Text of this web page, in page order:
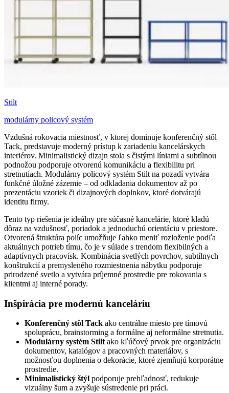
Stilt
modulárny policový systém
Vzdušná rokovacia miestnosť, v ktorej dominuje konferenčný stôl
Tack, predstavuje moderný prístup k zariadeniu kancelárskych
interiérov. Minimalistický dizajn stola s čistými líniami a subtílnou
podnožou podporuje otvorenú komunikáciu a flexibilitu pri
stretnutiach. Modulárny policový systém Stilt na pozadí vytvára
funkčné úložné zázemie – od odkladania dokumentov až po
prezentáciu vzoriek či dizajnových doplnkov, ktoré dotvárajú
identitu firmy.
Tento typ riešenia je ideálny pre súčasné kancelárie, ktoré kladú
dôraz na vzdušnosť, poriadok a jednoduchú orientáciu v priestore.
Otvorená štruktúra políc umožňuje ľahko meniť rozloženie podľa
aktuálnych potrieb tímu, čo je v súlade s trendom flexibilných a
adaptívnych pracovísk. Kombinácia svetlých povrchov, subtílnych
konštrukcií a premysleného rozmiestnenia nábytku podporuje
prirodzené svetlo a vytvára príjemné prostredie pre rokovania s
klientmi aj interné porady.
Inšpirácia pre modernú kanceláriu
Konferenčný stôl Tack ako centrálne miesto pre tímovú
spoluprácu, brainstorming a formálne aj neformálne stretnutia.
Modulárny systém Stiltako kľúčový prvok pre organizáciu
dokumentov, katalógov a pracovných materiálov, s
možnosťou doplnenia o dekorácie, ktoré zjemňujú korporátne
prostredie.
Minimalistický štýl podporuje prehľadnosť, redukuje
vizuálny šum a zvyšuje sústredenie pri práci.